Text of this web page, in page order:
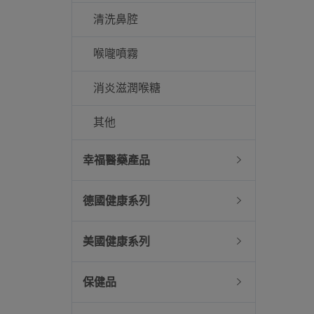
清洗鼻腔
喉嚨噴霧
消炎滋潤喉糖
其他
幸福醫藥產品
德國健康系列
美國健康系列
保健品